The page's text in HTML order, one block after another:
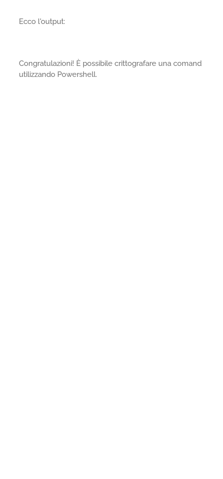
Ecco l'output:
Congratulazioni! È possibile crittografare una comand
utilizzando Powershell.